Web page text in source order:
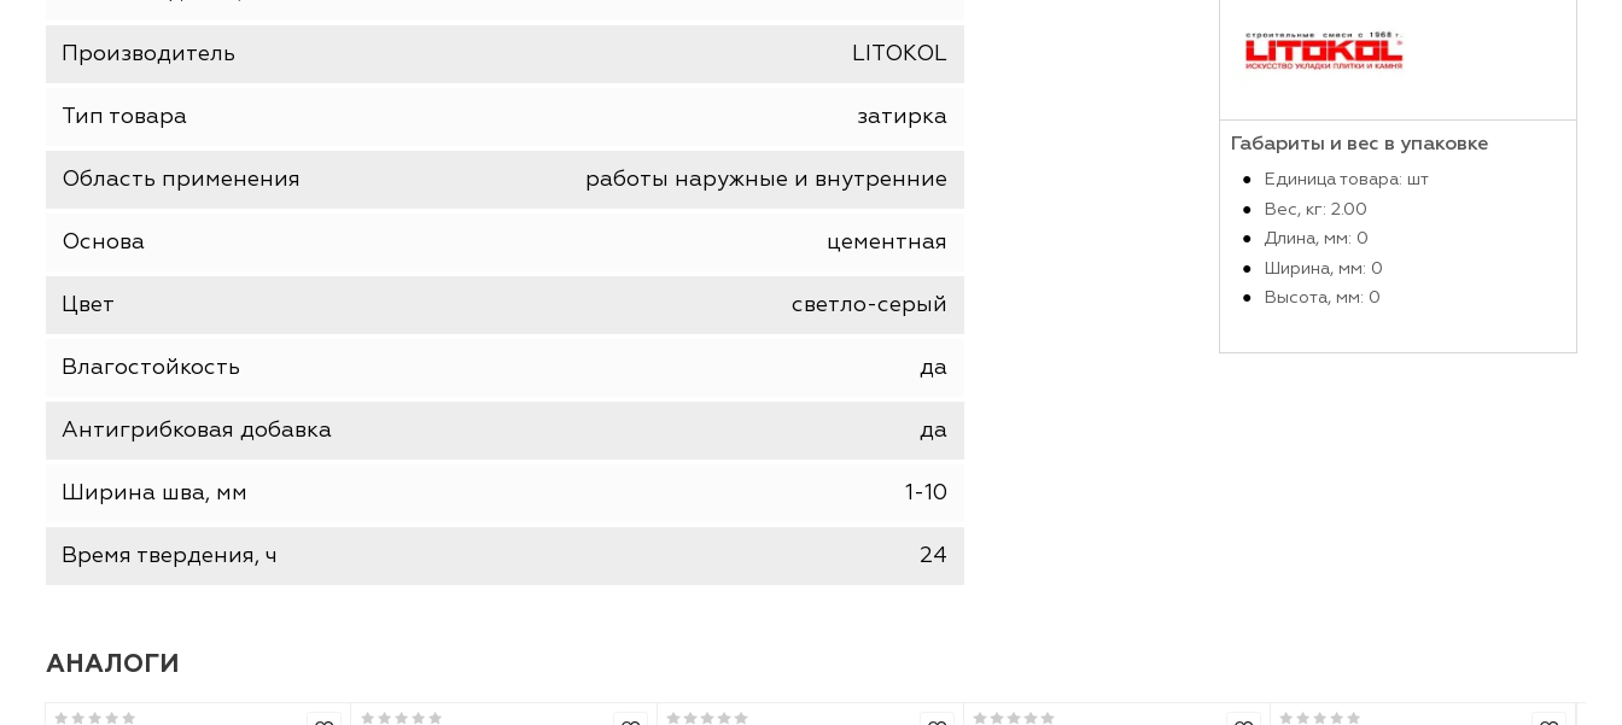
Производитель
Тип товара
Область применения работы наружные и внутренние
Основа цементная
Цвет
Антигрибковая добавка да